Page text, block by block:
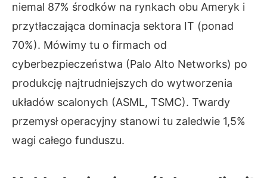
niemal 87% środków na rynkach obu Ameryk i
przytłaczająca dominacja sektora IT (ponad
70%). Mówimy tu o firmach od
cyberbezpieczeństwa (Palo Alto Networks) po
produkcję najtrudniejszych do wytworzenia
układów scalonych (ASML, TSMC). Twardy
przemysł operacyjny stanowi tu zaledwie 1,5%
wagi całego funduszu.